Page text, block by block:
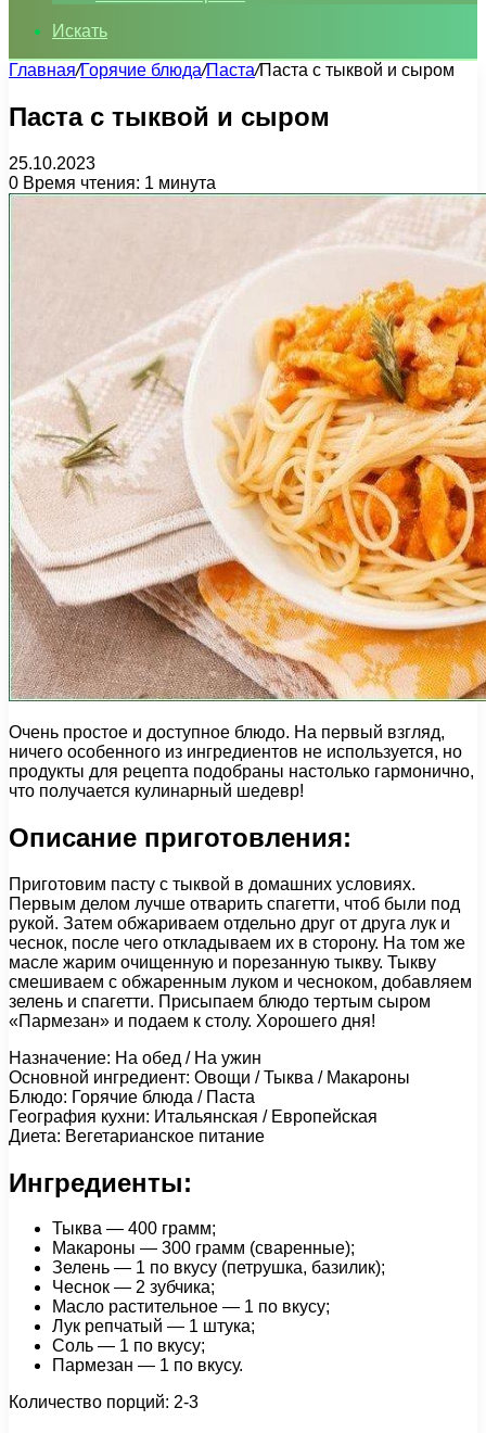
Искать
Главная/Горячие блюда/Паста/Паста с тыквой и сыром
Паста с тыквой и сыром
25.10.2023
0 Время чтения: 1 минута
Очень простое и доступное блюдо. На первый взгляд,
ничего особенного из ингредиентов не используется, но
продукты для рецепта подобраны настолько гармонично,
что получается кулинарный шедевр!
Описание приготовления:
Приготовим пасту с тыквой в домашних условиях.
Первым делом лучше отварить спагетти, чтоб были под
рукой. Затем обжариваем отдельно друг от друга лук и
чеснок, после чего откладываем их в сторону. На том же
масле жарим очищенную и порезанную тыкву. Тыкву
смешиваем с обжаренным луком и чесноком, добавляем
зелень и спагетти. Присыпаем блюдо тертым сыром
«Пармезан» и подаем к столу. Хорошего дня!
Назначение: На обед / На ужин
Основной ингредиент: Овощи / Тыква / Макароны
Блюдо: Горячие блюда / Паста
География кухни: Итальянская / Европейская
Диета: Вегетарианское питание
Ингредиенты:
Тыква — 400 грамм;
Макароны — 300 грамм (сваренные);
Зелень — 1 по вкусу (петрушка, базилик);
Чеснок — 2 зубчика;
Масло растительное — 1 по вкусу;
Лук репчатый — 1 штука;
Соль — 1 по вкусу;
Пармезан — 1 по вкусу.
Количество порций: 2-3